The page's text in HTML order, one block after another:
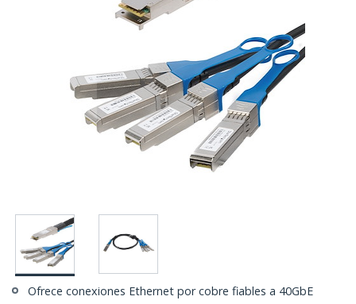
Ofrece conexiones Ethernet por cobre fiables a 40GbE